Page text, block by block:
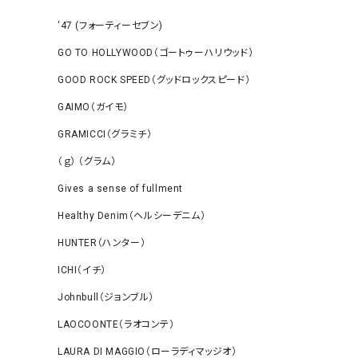
‘47 (フォーティーセブン)
GO TO HOLLYWOOD（ゴートゥーハリウッド）
GOOD ROCK SPEED（グッドロックスピード）
GAIMO（ガイモ）
GRAMICCI（グラミチ）
（ｇ） （グラム）
Gives a sense of fullment
Healthy Denim（ヘルシーデニム）
HUNTER（ハンター）
ICHI（イチ）
Johnbull（ジョンブル）
LAOCOONTE（ラオコンテ）
LAURA DI MAGGIO（ローラディマッジオ）